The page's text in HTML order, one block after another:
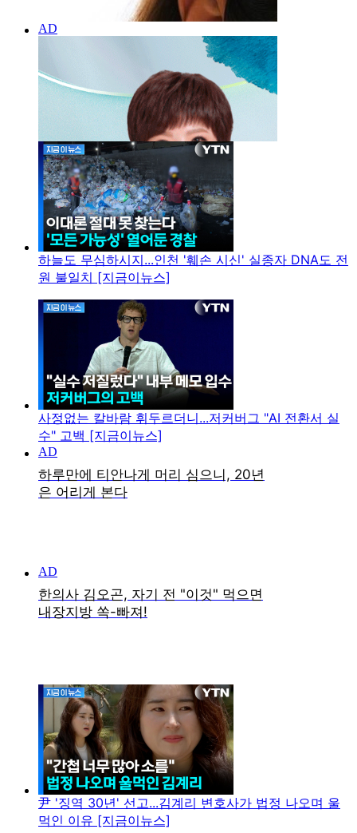
하늘도 무심하시지...인천 '훼손 시신' 실종자 DNA도 전
원 불일치 [지금이뉴스]
사정없는 칼바람 휘두르더니...저커버그 "AI 전환서 실
수" 고백 [지금이뉴스]
尹 '징역 30년' 선고...김계리 변호사가 법정 나오며 울
먹인 이유 [지금이뉴스]